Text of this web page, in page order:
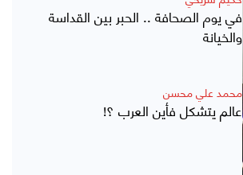
في يوم الصحافة .. الحبر بين القداسة
والخيانة
محمد علي محسن
عالم يتشكل فأين العرب ؟!